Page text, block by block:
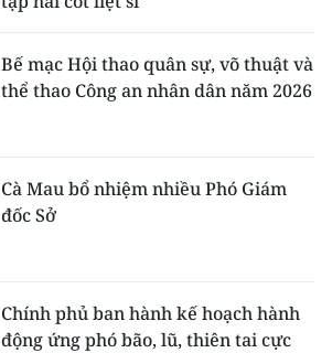
Bế mạc Hội thao quân sự, võ thuật và
thể thao Công an nhân dân năm 2026
Cà Mau bổ nhiệm nhiều Phó Giám
đốc Sở
Chính phủ ban hành kế hoạch hành
động ứng phó bão, lũ, thiên tai cực